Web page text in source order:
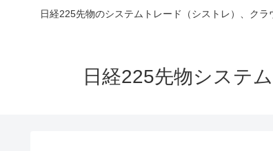
日経225先物のシステムトレード（シストレ）、ク
日経225先物システ